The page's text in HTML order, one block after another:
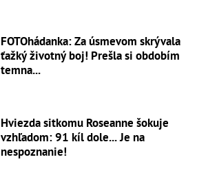
FOTOhádanka: Za úsmevom skrývala
ťažký životný boj! Prešla si obdobím
temna...
Hviezda sitkomu Roseanne šokuje
vzhľadom: 91 kíl dole... Je na
nespoznanie!